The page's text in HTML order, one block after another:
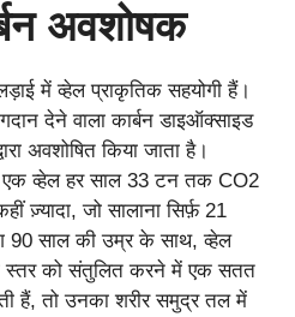
अवशोषक
में व्हेल प्राकृतिक सहयोगी हैं।
देने वाला कार्बन डाइऑक्साइड
अवशोषित किया जाता है।
एक व्हेल हर साल 33 टन तक CO2
जो सालाना सिर्फ़ 21
90 साल की उम्र के साथ, व्हेल
स्तर को संतुलित करने में एक सतत
हैं, तो उनका शरीर समुद्र तल में